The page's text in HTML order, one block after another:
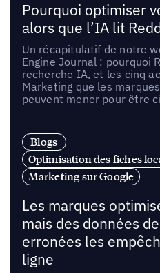
Pourquoi optimiser
alors que l’IA lit
Un récapitulatif de notre
Engine Journal : pourquoi
recherche IA, et les cinq
Marketing que les
peuvent mener pour être
Blogs
Optimisation des fiches
Marketing sur Google
Les marques
mais des données
erronées les
ligne